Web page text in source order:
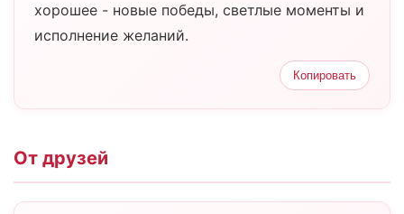
хорошее - новые победы, светлые моменты и
исполнение желаний.
Копировать
От друзей